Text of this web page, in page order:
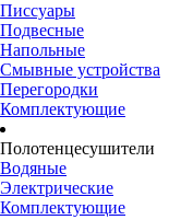
Писсуары
Подвесные
Напольные
Смывные устройства
Перегородки
Комплектующие
Полотенцесушители
Водяные
Электрические
Комплектующие